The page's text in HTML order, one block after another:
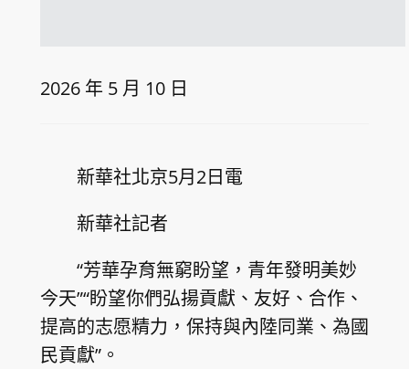
2026 年 5 月 10 日
新華社北京5月2日電
新華社記者
“芳華孕育無窮盼望，青年發明美妙
今天”“盼望你們弘揚貢獻、友好、合作、
提高的志愿精力，保持與內陸同業、為國
民貢獻”。